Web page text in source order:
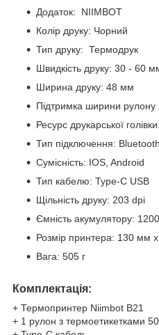
Додаток: NIIMBOT
Колір друку: Чорний
Тип друку: Термодрук
Швидкість друку: 30 - 60
Ширина друку: 48 мм
Підтримка ширини
Ресурс друкарської
Тип підключення: Bluetooth
Сумісність: IOS, Android
Тип кабелю: Type-C USB
Щільність друку: 203 dpi
Ємність акумулятору:
Розмір принтера: 130 мм
Вага: 505 г
Комплектація:
+ Термопринтер Niimbot B21
+ 1 рулон з термоетикетками